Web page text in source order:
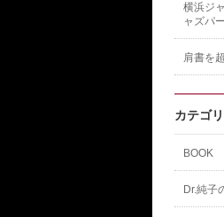
横浜ジ
ャズパ
肩書を
カテゴ
BOOK
Dr.純子